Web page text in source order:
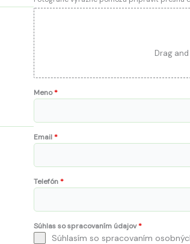
Drag
Meno*
Email*
Telefón*
Súhlas so spracovaním údajov*
Súhlasím so spracovaním